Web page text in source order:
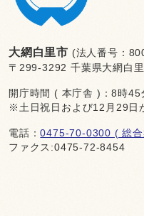
大網白里市 (法人番号：
〒299-3292 千葉県大網白
開庁時間 ( 本庁舎 )：8時45
※土日祝日および12月29日
電話：0475-70-0300 ( 総合
ファクス:0475-72-8454